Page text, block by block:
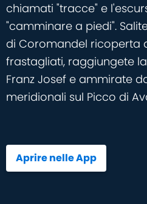
chiamati "tracce" e
"camminare a piedi".
di Coromandel ricoperta
frastagliati, raggiungete
Franz Josef e ammirate
meridionali sul Picco di
Aprire nelle App